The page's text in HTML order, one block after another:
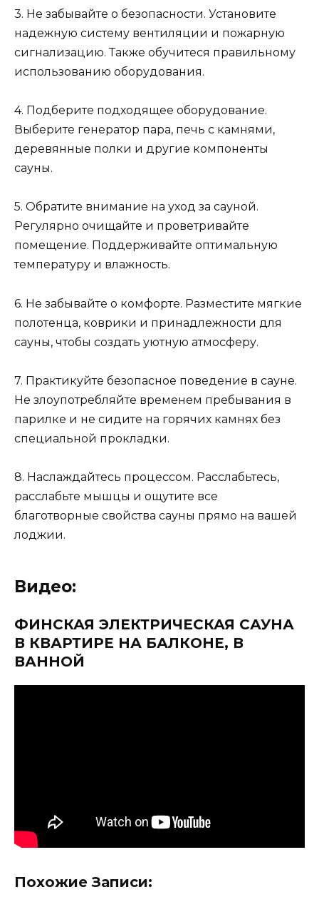
3. Не забывайте о безопасности. Установите
надежную систему вентиляции и пожарную
сигнализацию. Также обучитеся правильному
использованию оборудования.
4. Подберите подходящее оборудование.
Выберите генератор пара, печь с камнями,
деревянные полки и другие компоненты
сауны.
5. Обратите внимание на уход за сауной.
Регулярно очищайте и проветривайте
помещение. Поддерживайте оптимальную
температуру и влажность.
6. Не забывайте о комфорте. Разместите мягкие
полотенца, коврики и принадлежности для
сауны, чтобы создать уютную атмосферу.
7. Практикуйте безопасное поведение в сауне.
Не злоупотребляйте временем пребывания в
парилке и не сидите на горячих камнях без
специальной прокладки.
8. Наслаждайтесь процессом. Расслабьтесь,
расслабьте мышцы и ощутите все
благотворные свойства сауны прямо на вашей
лоджии.
Видео:
ФИНСКАЯ ЭЛЕКТРИЧЕСКАЯ САУНА
В КВАРТИРЕ НА БАЛКОНЕ, В
ВАННОЙ
Похожие Записи: